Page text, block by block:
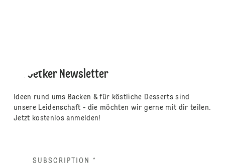
Dr. Oetker Newsletter
Ideen rund ums Backen & für köstliche Desserts sind
unsere Leidenschaft - die möchten wir gerne mit dir teilen.
Jetzt kostenlos anmelden!
SUBSCRIPTION *